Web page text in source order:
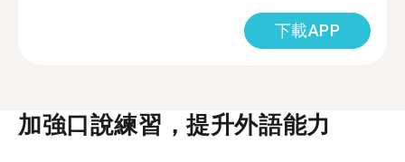
下載APP
加強口說練習，提升外語能力